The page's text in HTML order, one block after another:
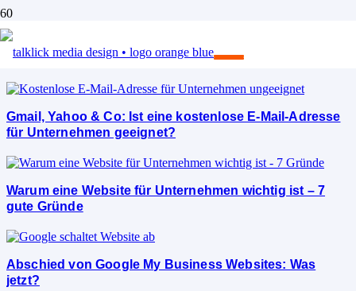
SEO
Gmail, Yahoo & Co: Ist eine kostenlose E-Mail-Adresse
für Unternehmen geeignet?
Warum eine Website für Unternehmen wichtig ist – 7
gute Gründe
Abschied von Google My Business Websites: Was
jetzt?